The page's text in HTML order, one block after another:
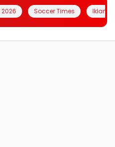
Soccer Times Iklanin